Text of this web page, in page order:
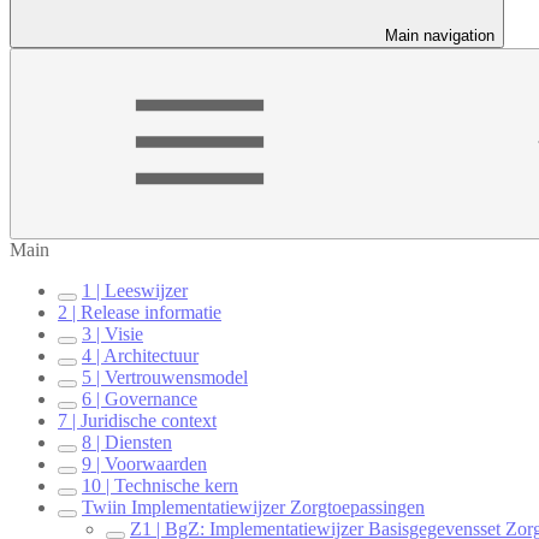
Main navigation
Main
1 | Leeswijzer
2 | Release informatie
3 | Visie
4 | Architectuur
5 | Vertrouwensmodel
6 | Governance
7 | Juridische context
8 | Diensten
9 | Voorwaarden
10 | Technische kern
Twiin Implementatiewijzer Zorgtoepassingen
Z1 | BgZ: Implementatiewijzer Basisgegevensset